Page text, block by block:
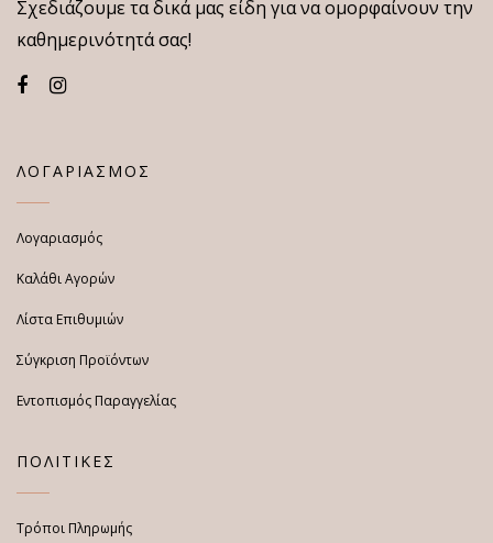
Σχεδιάζουμε τα δικά μας είδη για να ομορφαίνουν την
καθημερινότητά σας!
ΛΟΓΑΡΙΑΣΜΟΣ
Λογαριασμός
Καλάθι Αγορών
Λίστα Επιθυμιών
Σύγκριση Προϊόντων
Εντοπισμός Παραγγελίας
ΠΟΛΙΤΙΚΕΣ
Τρόποι Πληρωμής